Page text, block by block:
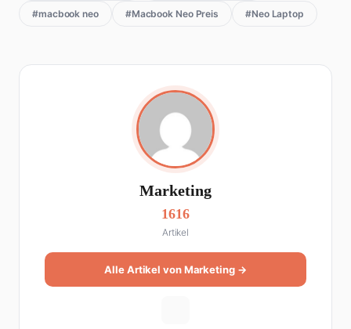
#macbook neo #Macbook Neo Preis #Neo Laptop
Marketing
1616
Artikel
Alle Artikel von Marketing →